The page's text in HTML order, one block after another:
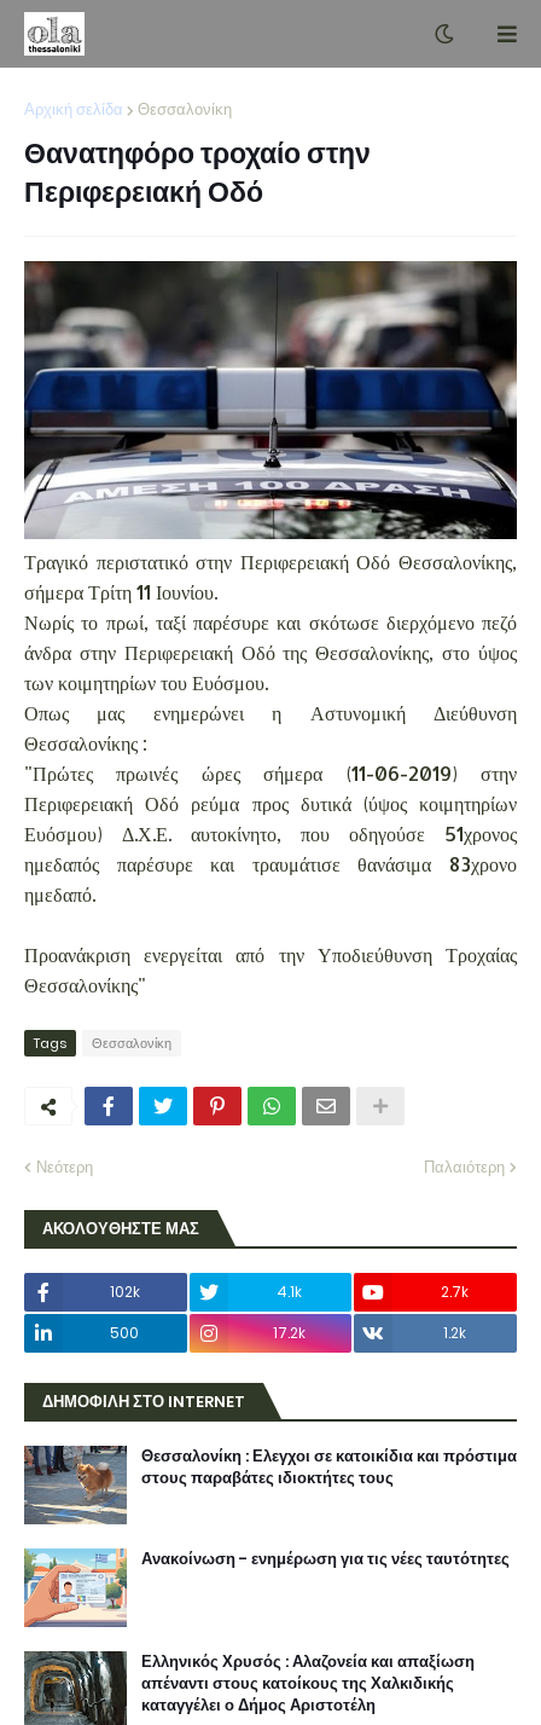
Αρχική σελίδα Θεσσαλονίκη
Θανατηφόρο τροχαίο στην
Περιφερειακή Οδό
Τραγικό περιστατικό στην Περιφερειακή Οδό Θεσσαλονίκης,
σήμερα Τρίτη 11 Ιουνίου.
Νωρίς το πρωί, ταξί παρέσυρε και σκότωσε διερχόμενο πεζό
άνδρα στην Περιφερειακή Οδό της Θεσσαλονίκης, στο ύψος
των κοιμητηρίων του Ευόσμου.
Οπως μας ενημερώνει η Αστυνομική Διεύθυνση
Θεσσαλονίκης :
"Πρώτες πρωινές ώρες σήμερα (11-06-2019) στην
Περιφερειακή Οδό ρεύμα προς δυτικά (ύψος κοιμητηρίων
Ευόσμου) Δ.Χ.Ε. αυτοκίνητο, που οδηγούσε 51χρονος
ημεδαπός παρέσυρε και τραυμάτισε θανάσιμα 83χρονο
ημεδαπό.
Προανάκριση ενεργείται από την Υποδιεύθυνση Τροχαίας
Θεσσαλονίκης"
Tags Θεσσαλονίκη
Νεότερη Παλαιότερη
ΑΚΟΛΟΥΘΗΣΤΕ ΜΑΣ
102k 4.1k
2.7k
500
17.2k 1.2k
ΔΗΜΟΦΙΛΗ ΣΤΟ INTERNET
Θεσσαλονίκη : Ελεγχοι σε κατοικίδια και πρόστιμα
στους παραβάτες ιδιοκτήτες τους
Ανακοίνωση - ενημέρωση για τις νέες ταυτότητες
Ελληνικός Χρυσός : Αλαζονεία και απαξίωση
απέναντι στους κατοίκους της Χαλκιδικής
καταγγέλει ο Δήμος Αριστοτέλη